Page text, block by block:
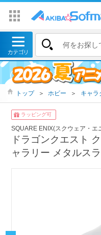
トップ ＞ ホビー ＞ キャラ
ラッピング可
SQUARE ENIX(スクウェア・エ
ドラゴンクエスト
ャラリー メタルス